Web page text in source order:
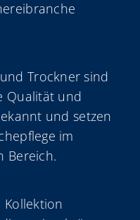
Trockner sind
Qualität und
und setzen
im
Bereich.
Kollektion